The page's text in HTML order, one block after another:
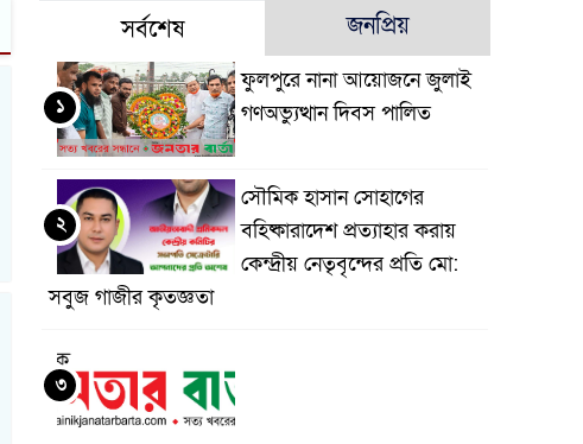
সর্বশেষ জনপ্রিয়
ফুলপুরে নানা আয়োজনে জুলাই
গণঅভ্যুত্থান দিবস পালিত
১
সৌমিক হাসান সোহাগের
বহিষ্কারাদেশ প্রত্যাহার করায়
কেন্দ্রীয় নেতৃবৃন্দের প্রতি মো:
সবুজ গাজীর কৃতজ্ঞতা
২
৩